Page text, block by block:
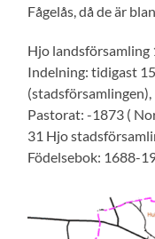
Fågelås, då de är
Hjo landsförsamling
Indelning: tidigast
Pastorat: -1873 (
31 Hjo
Födelsebok: 1688-